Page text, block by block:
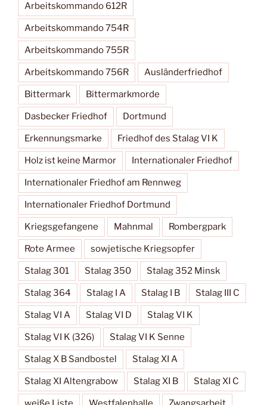
Arbeitskommando 612R
Arbeitskommando 754R
Arbeitskommando 755R
Arbeitskommando 756R Ausländerfriedhof
Bittermark Bittermarkmorde
Dasbecker Friedhof Dortmund
Erkennungsmarke Friedhof des Stalag VI K
Holz ist keine Marmor Internationaler Friedhof
Internationaler Friedhof am Rennweg
Internationaler Friedhof Dortmund
Kriegsgefangene Mahnmal Rombergpark
Rote Armee sowjetische Kriegsopfer
Stalag 301 Stalag 350 Stalag 352 Minsk
Stalag 364 Stalag I A Stalag I B Stalag III C
Stalag VI A Stalag VI D Stalag VI K
Stalag VI K (326) Stalag VI K Senne
Stalag X B Sandbostel Stalag XI A
Stalag XI Altengrabow Stalag XI B Stalag XI C